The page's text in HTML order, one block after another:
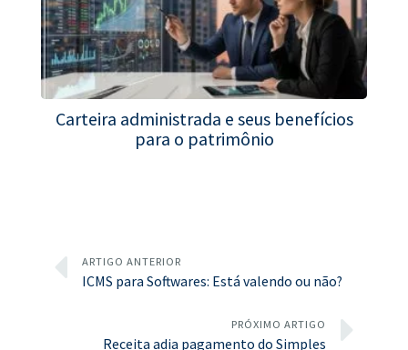
Carteira administrada e seus benefícios
para o patrimônio
ARTIGO ANTERIOR
ICMS para Softwares: Está valendo ou não?
PRÓXIMO ARTIGO
Receita adia pagamento do Simples